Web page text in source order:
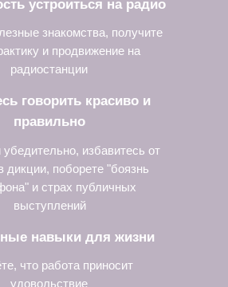
устроиться на радио
знакомства, получите
и продвижение на
радиостанции
говорить красиво и
правильно
избавитесь от
дикции, поборете "боязнь
и страх публичных
выступлений
навыки для жизни
что работа приносит
удовольствие